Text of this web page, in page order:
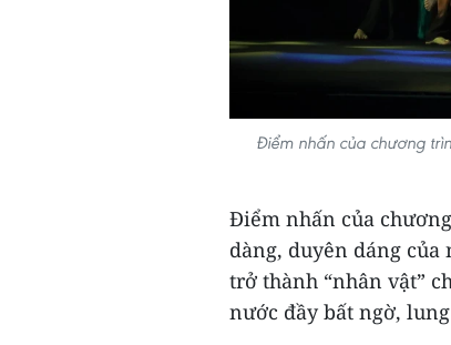
Điểm nhấn của chương
Điểm nhấn của
dàng, duyên dáng
trở thành “nhân vật”
nước đầy bất ngờ,